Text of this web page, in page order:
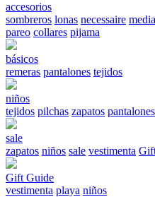
accesorios
sombreros lonas necessaire
pareo collares pijama
básicos
remeras pantalones tejidos
niños
tejidos pilchas zapatos pantalones
sale
zapatos niños sale vestimenta
Gift Guide
vestimenta playa niños